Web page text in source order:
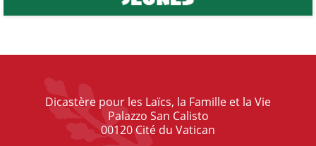
Dicastère pour les Laïcs, la Famille et la Vie
Palazzo San Calisto
00120 Cité du Vatican